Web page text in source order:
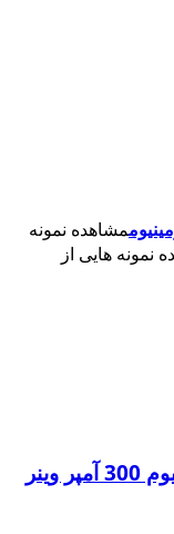
مشاهده نمونه
نمونه هایی از
دستگاه جوش co2 دبل پالسی آلومینیوم 300 آمپر وینر